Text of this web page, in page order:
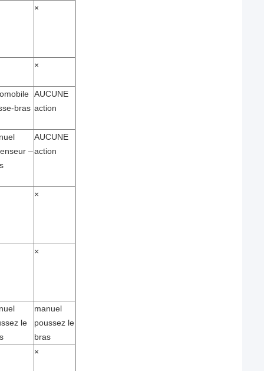
×
×
bras
AUCUNE
action
–
AUCUNE
action
×
×
le
manuel
poussez le
bras
×